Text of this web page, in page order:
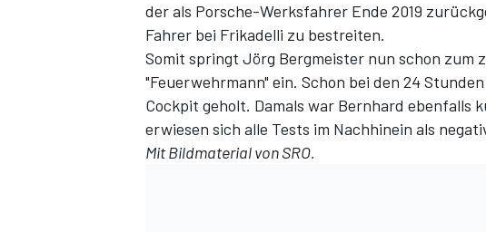
der als Porsche-Werksfahrer Ende 2019
Fahrer bei Frikadelli zu bestreiten.
Somit springt Jörg Bergmeister nun schon zum
"Feuerwehrmann" ein. Schon bei den 24
Cockpit geholt. Damals war Bernhard ebenfalls
erwiesen sich alle Tests im Nachhinein als
Mit Bildmaterial von SRO.